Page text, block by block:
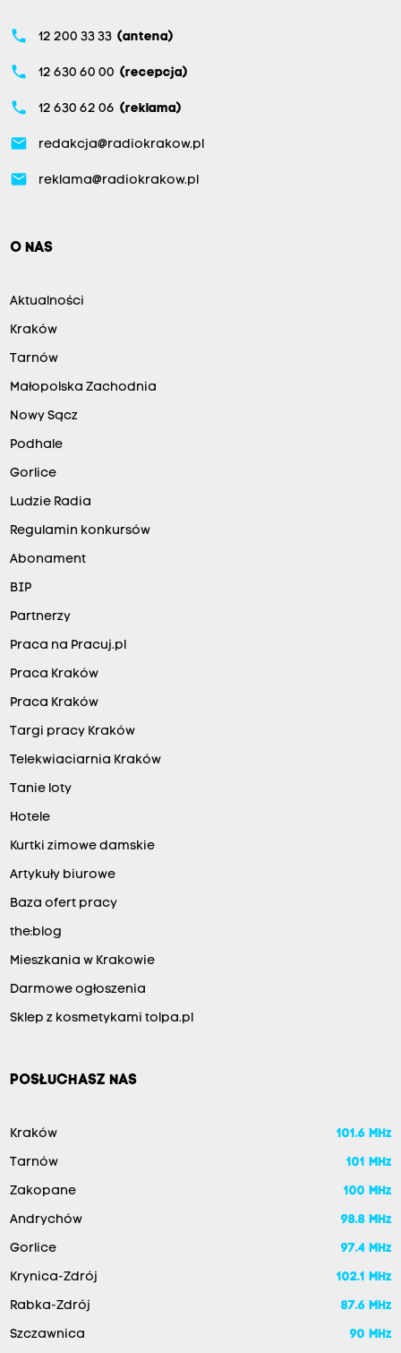
phone 12 200 33 33 (antena)
phone 12 630 60 00 (recepcja)
phone 12 630 62 06 (reklama)
email redakcja@radiokrakow.pl
email reklama@radiokrakow.pl
O NAS
Aktualności
Kraków
Tarnów
Małopolska Zachodnia
Nowy Sącz
Podhale
Gorlice
Ludzie Radia
Regulamin konkursów
Abonament
BIP
Partnerzy
Praca na Pracuj.pl
Praca Kraków
Praca Kraków
Targi pracy Kraków
Telekwiaciarnia Kraków
Tanie loty
Hotele
Kurtki zimowe damskie
Artykuły biurowe
Baza ofert pracy
the:blog
Mieszkania w Krakowie
Darmowe ogłoszenia
Sklep z kosmetykami tolpa.pl
POSŁUCHASZ NAS
Kraków 101.6 MHz
Tarnów 101 MHz
Zakopane 100 MHz
Andrychów 98.8 MHz
Gorlice 97.4 MHz
Krynica-Zdrój 102.1 MHz
Rabka-Zdrój 87.6 MHz
Szczawnica 90 MHz